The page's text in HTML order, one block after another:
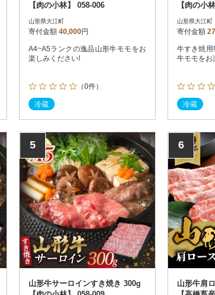
【肉の小林】 058-006
山形県大江町
寄付金額 40,000円
A4~A5ランクの逸品山形牛モモをお
楽しみください!
（0件）
冷蔵
【肉の小
山形県大江町
寄付金額
牛すき焼
牛モモをお
冷蔵
5
山形牛サーロインすき焼き 300g
6
山形牛肩